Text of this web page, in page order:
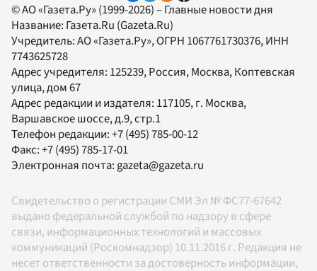
© АО «Газета.Ру» (1999-2026) – Главные новости дня
Название: Газета.Ru (Gazeta.Ru)
Учредитель:АО «Газета.Ру», ОГРН 1067761730376, ИНН
7743625728
Адрес учредителя: 125239, Россия, Москва, Коптевская
улица, дом 67
Адрес редакции и издателя: 117105, г. Москва,
Варшавское шоссе, д.9, стр.1
Телефон редакции:+7 (495) 785-00-12
Факс:+7 (495) 785-17-01
Электронная почта: gazeta@gazeta.ru
Свидетельство о регистрации СМИ Эл № ФС77-67642
выдано федеральной службой по надзору в сфере
связи, информационных технологий и массовых
коммуникаций (Роскомнадзор) 10.11.2016 г. Редакция не
несет ответственности за достоверность информации,